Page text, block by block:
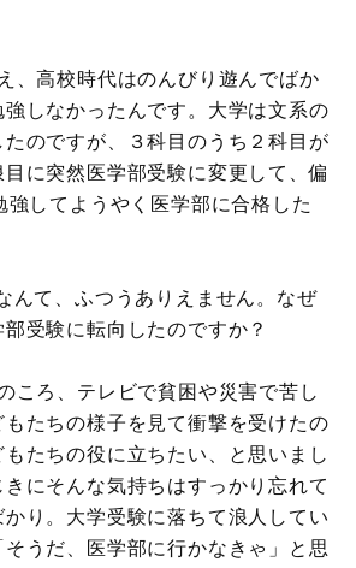
、高校時代はのんびり遊んでばか
しなかったんです。大学は文系の
のですが、３科目のうち２科目が
に突然医学部受験に変更して、偏
してようやく医学部に合格した
んて、ふつうありえません。なぜ
受験に転向したのですか？
ころ、テレビで貧困や災害で苦し
たちの様子を見て衝撃を受けたの
たちの役に立ちたい、と思いまし
にそんな気持ちはすっかり忘れて
り。大学受験に落ちて浪人してい
うだ、医学部に行かなきゃ」と思